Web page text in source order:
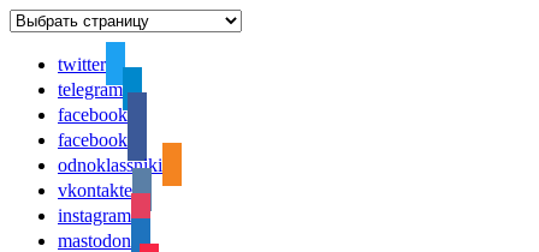
twitter
telegram
facebook
facebook
odnoklassniki
vkontakte
instagram
mastodon